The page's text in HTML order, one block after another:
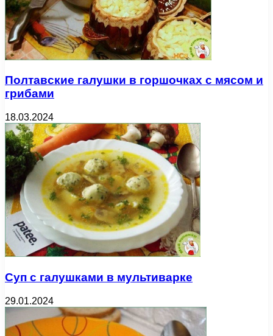
Полтавские галушки в горшочках с мясом и
грибами
18.03.2024
Суп с галушками в мультиварке
29.01.2024